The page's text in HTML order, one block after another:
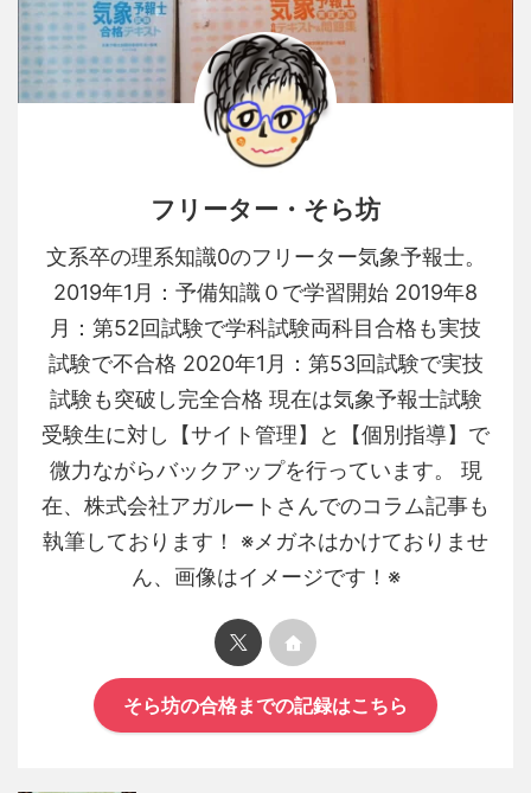
フリーター・そら坊
文系卒の理系知識0のフリーター気象予報士。
2019年1月：予備知識０で学習開始 2019年8
月：第52回試験で学科試験両科目合格も実技
試験で不合格 2020年1月：第53回試験で実技
試験も突破し完全合格 現在は気象予報士試験
受験生に対し【サイト管理】と【個別指導】で
微力ながらバックアップを行っています。 現
在、株式会社アガルートさんでのコラム記事も
執筆しております！ ※メガネはかけておりませ
ん、画像はイメージです！※
そら坊の合格までの記録はこちら